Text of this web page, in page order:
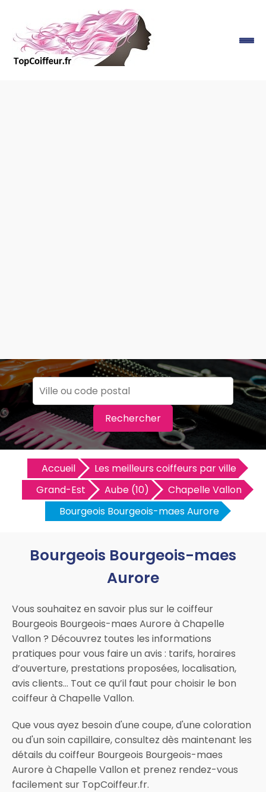
Rechercher
Accueil
Les meilleurs coiffeurs par ville
Grand-Est
Aube (10)
Chapelle Vallon
Bourgeois Bourgeois-maes Aurore
Bourgeois Bourgeois-maes
Aurore
Vous souhaitez en savoir plus sur le coiffeur
Bourgeois Bourgeois-maes Aurore à Chapelle
Vallon ? Découvrez toutes les informations
pratiques pour vous faire un avis : tarifs, horaires
d’ouverture, prestations proposées, localisation,
avis clients… Tout ce qu’il faut pour choisir le bon
coiffeur à Chapelle Vallon.
Que vous ayez besoin d'une coupe, d'une coloration
ou d'un soin capillaire, consultez dès maintenant les
détails du coiffeur Bourgeois Bourgeois-maes
Aurore à Chapelle Vallon et prenez rendez-vous
facilement sur TopCoiffeur.fr.